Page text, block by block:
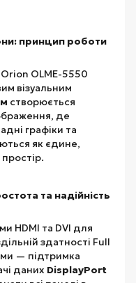
принцип роботи
OLME-5550
візуальним
створюється
де
графіки та
як єдине,
та надійність
HDMI та DVI для
здатності Full
— підтримка
даних DisplayPort